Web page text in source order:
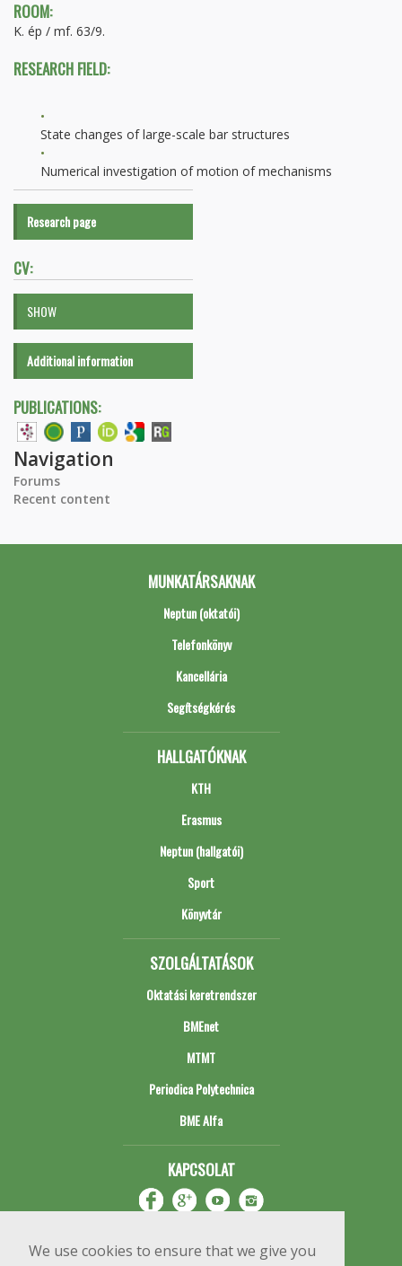
We use cookies to ensure that we give you
ROOM:
K. ép / mf. 63/9.
RESEARCH FIELD:
State changes of large-scale bar structures
Numerical investigation of motion of mechanisms
Research page
CV:
SHOW
Additional information
PUBLICATIONS:
Navigation
Forums
Recent content
MUNKATÁRSAKNAK
Neptun (oktatói)
Telefonkönyv
Kancellária
Segítségkérés
HALLGATÓKNAK
KTH
Erasmus
Neptun (hallgatói)
Sport
Könyvtár
SZOLGÁLTATÁSOK
Oktatási keretrendszer
BMEnet
MTMT
Periodica Polytechnica
BME Alfa
KAPCSOLAT